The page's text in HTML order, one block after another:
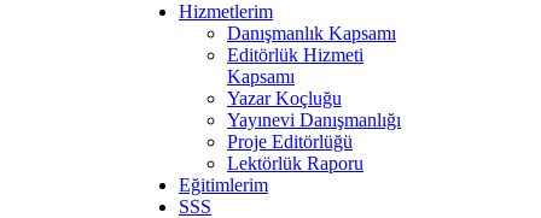
Hizmetlerim
Danışmanlık Kapsamı
Editörlük Hizmeti
Kapsamı
Yazar Koçluğu
Yayınevi Danışmanlığı
Proje Editörlüğü
Lektörlük Raporu
Eğitimlerim
SSS